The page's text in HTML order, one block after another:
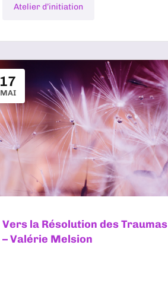
Atelier d’initiation
17
MAI
Vers la Résolution des Traumas
– Valérie Melsion